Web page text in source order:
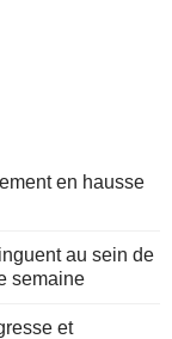
en hausse
au sein de
semaine
et